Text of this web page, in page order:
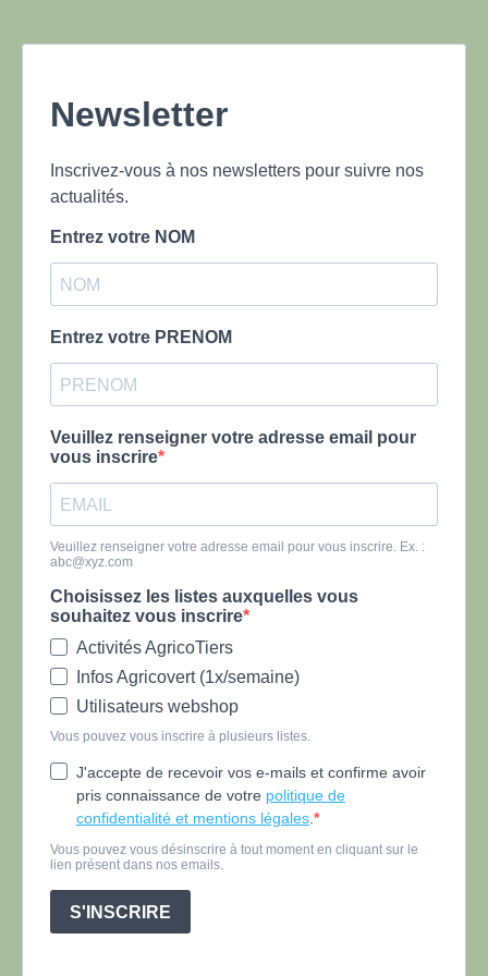
Newsletter
Inscrivez-vous à nos newsletters pour suivre nos
actualités.
Entrez votre NOM
Entrez votre PRENOM
Veuillez renseigner votre adresse email pour
vous inscrire
Veuillez renseigner votre adresse email pour vous inscrire. Ex. :
abc@xyz.com
Choisissez les listes auxquelles vous
souhaitez vous inscrire
Activités AgricoTiers
Infos Agricovert (1x/semaine)
Utilisateurs webshop
Vous pouvez vous inscrire à plusieurs listes.
J'accepte de recevoir vos e-mails et confirme avoir
pris connaissance de votre politique de
confidentialité et mentions légales
Vous pouvez vous désinscrire à tout moment en cliquant sur le
lien présent dans nos emails.
S'INSCRIRE